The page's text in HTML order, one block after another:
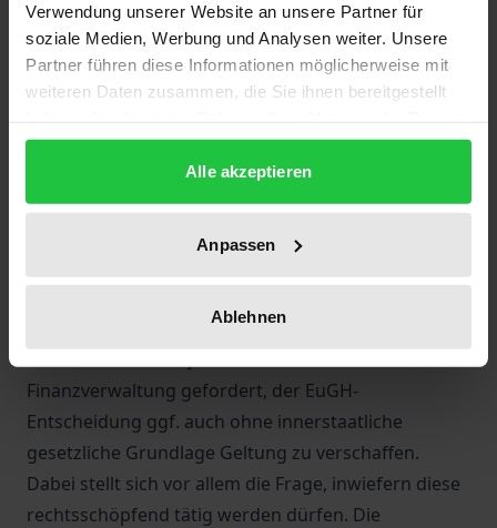
Verwendung unserer Website an unsere Partner für
soziale Medien, Werbung und Analysen weiter. Unsere
Partner führen diese Informationen möglicherweise mit
weiteren Daten zusammen, die Sie ihnen bereitgestellt
gesammelt haben.
Alle akzeptieren
Anpassen
Ablehnen
im Jahr 2008 erging, herrscht bis heute Unklarheit
darüber, wie grenzüberschreitende
Betriebsstättenverluste in Deutschland zum Abzug
einhergehende Rechtsunsicherheit geben Anlass zu
einer grundsätzlichen Untersuchung der Reichweite
von EuGH-Judikaten und deren Umsetzung in das
deutsche Steuerrecht.
Urteils und der Reaktion durch den Gesetzgeber. In
Finanzverwaltung gefordert, der EuGH-
Entscheidung ggf. auch ohne innerstaatliche
gesetzliche Grundlage Geltung zu verschaffen.
Dabei stellt sich vor allem die Frage, inwiefern diese
rechtsschöpfend tätig werden dürfen. Die